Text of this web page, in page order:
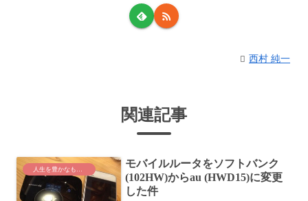
西村 純一
関連記事
人生を豊かなものに
モバイルルータをソフトバンク
(102HW)からau (HWD15)に変更
した件